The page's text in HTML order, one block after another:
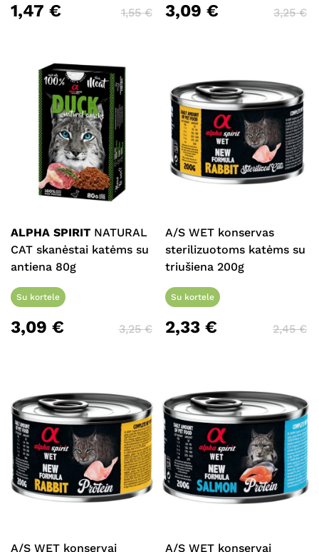
1,47 € 1,55€ 3,09€ 3,25€
ALPHA SPIRIT NATURAL
CAT skanėstai katėms su
antiena 80g
Su kortele
3,09 € 3,25€
A/S WET konservas
sterilizuotoms katėms su
triušiena 200g
Su kortele
2,33€ 2,45€
A/S WET konservai A/S WET konservai